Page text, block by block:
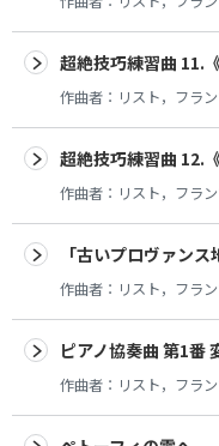
超絶技巧練習曲 11.
作曲者： リスト，フラ
超絶技巧練習曲 12.
作曲者： リスト，フラ
「古いプロヴァンス
作曲者： リスト，フラ
ピアノ協奏曲 第1番
作曲者： リスト，フラ